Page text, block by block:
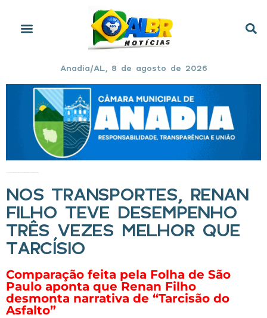
Anadia/AL, 8 de agosto de 2026
NOS TRANSPORTES, RENAN
FILHO TEVE DESEMPENHO
TRÊS VEZES MELHOR QUE
TARCÍSIO
Comparação feita pela Folha de São
Paulo aponta que Renan Filho
desmonta narrativa de “Tarcisão do
Asfalto”